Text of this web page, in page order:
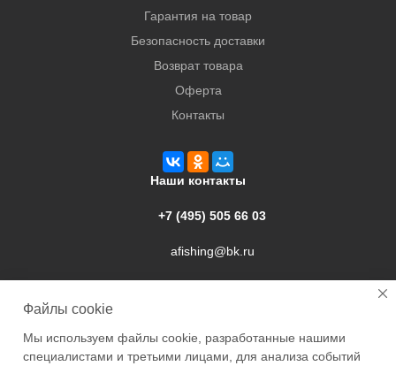
Гарантия на товар
Безопасность доставки
Возврат товара
Оферта
Контакты
Наши контакты
+7 (495) 505 66 03
afishing@bk.ru
Файлы cookie
Мы используем файлы cookie, разработанные нашими
специалистами и третьими лицами, для анализа событий